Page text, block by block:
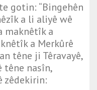
gotin: “Bingehên
a li aliyê wê
maknêtîk a
a Merkûrê
têne ji Têravayê,
têne nasîn,
zêdekirin: